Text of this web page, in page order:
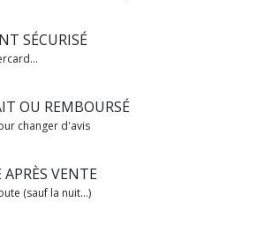
SÉCURISÉ
OU REMBOURSÉ
changer d'avis
APRÈS VENTE
(sauf la nuit...)